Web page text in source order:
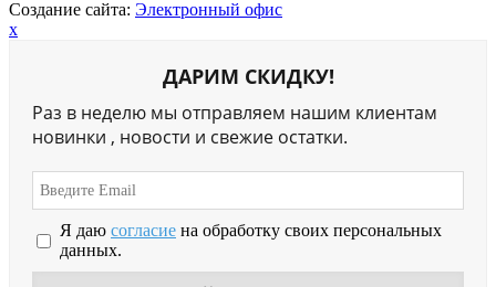
Создание сайта: Электронный офис
x
ДАРИМ СКИДКУ!
Раз в неделю мы отправляем нашим клиентам
новинки , новости и свежие остатки.
Я даю согласие на обработку своих персональных
данных.